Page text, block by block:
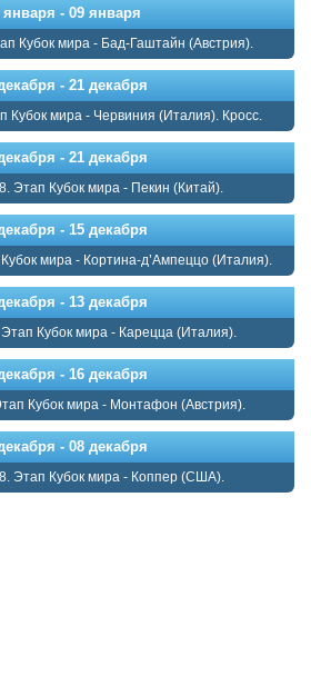
января - 09 января
Кубок мира - Бад-Гаштайн (Австрия).
- 21 декабря
Кубок мира - Червиния (Италия). Кросс.
- 21 декабря
Этап Кубок мира - Пекин (Китай).
- 15 декабря
мира - Кортина-д’Ампеццо (Италия).
- 13 декабря
Кубок мира - Карецца (Италия).
- 16 декабря
Кубок мира - Монтафон (Австрия).
- 08 декабря
Этап Кубок мира - Коппер (США).